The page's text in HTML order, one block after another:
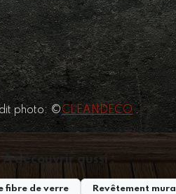
photo: ©CLEANDECO .
A découvrir aussi :
fibre de verre Revêtement mural